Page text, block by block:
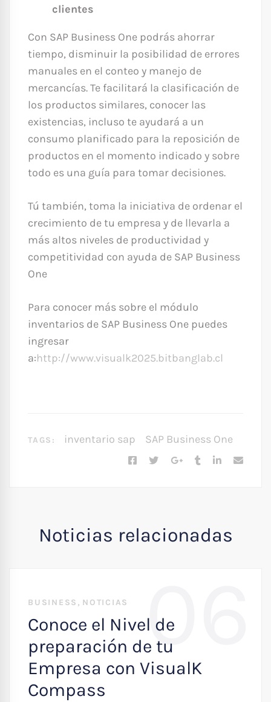
clientes
Con SAP Business One podrás ahorrar
tiempo, disminuir la posibilidad de errores
manuales en el conteo y manejo de
mercancías. Te facilitará la clasificación de
los productos similares, conocer las
existencias, incluso te ayudará a un
consumo planificado para la reposición de
productos en el momento indicado y sobre
todo es una guía para tomar decisiones.
Tú también, toma la iniciativa de ordenar el
crecimiento de tu empresa y de llevarla a
más altos niveles de productividad y
competitividad con ayuda de SAP Business
One
Para conocer más sobre el módulo
inventarios de SAP Business One puedes
ingresar
a:http://www.visualk2025.bitbanglab.cl
TAGS: inventario sap SAP Business One
Noticias relacionadas
06
BUSINESS , NOTICIAS
Conoce el Nivel de
preparación de tu
Empresa con VisualK
Compass